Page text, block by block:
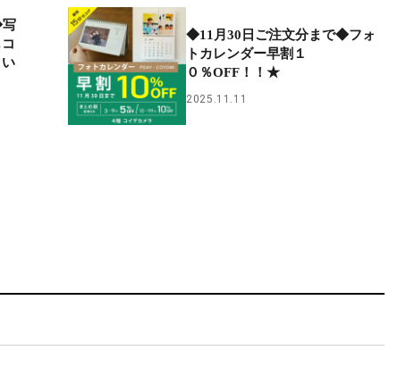
◆11月30日ご注文分まで◆フォ
トカレンダー早割１
０％OFF！！★
2025.11.11